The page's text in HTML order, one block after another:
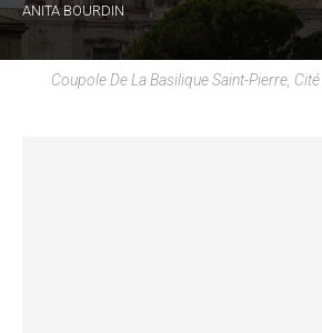
ANITA BOURDIN
Coupole De La Basilique Saint-Pierre,